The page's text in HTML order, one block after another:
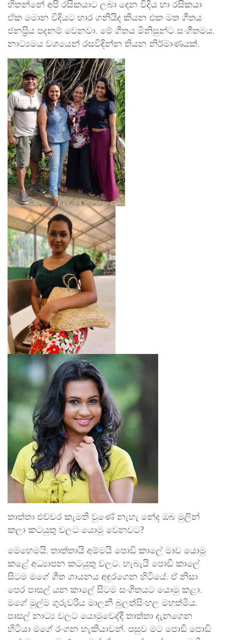
හිතන්නේ අපි රසිකයාට ලබා දෙන විදිය හා රසිකයා
ඒක මොන විදියට භාර ගනියිද කියන එක මත ගීතය
ජනප්‍රිය පදනම් වෙනවා. මේ ගීතය මිනිසුන්ට සංගීතමය,
නාට්‍යමය වශයෙන් රසවිඳින්න තියන නිර්මාණයක්.
තාත්තා එච්චර කැමති වුණේ නැහැ නේද ඔබ මුලින්
කලා කටයුතු වලට යොමු වෙනවට?
මෙහෙමයි. තාත්තායි අම්මයි පොඩි කාලේ මාව යොමු
කළේ අධ්‍යාපන කටයුතු වලට. හැබැයි පොඩි කාලේ
සිටම මගේ ගීත ගායනය අඳුරගෙන හිටියේ. ඒ නිසා
පෙර පාසල් යන කාලේ සිටම සංගීතයට යොමු කළා.
මගේ මුල්ම ගුරුවරිය මාලනී බුලත්සිංහල මහත්මිය.
පාසල් නාට්‍ය වලට යොමුවෙද්දී තාත්තා දැනගෙන
හිටියා මගේ රංගන හැකියාවන්. පසුව මට පොඩි පොඩි